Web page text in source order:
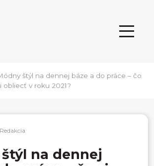
štýl na dennej báze a do práce – čo
obliecť v roku 2021?
Redakcia
na dennej